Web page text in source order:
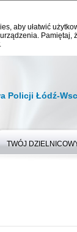
aby ułatwić
Pamiętaj,
Policji Łódź-
TWÓJ